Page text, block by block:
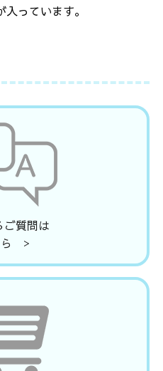
っています。
ご質問は
ら >